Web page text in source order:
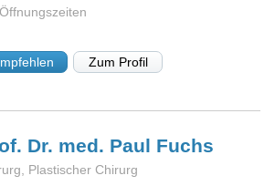
Öffnungszeiten
Zum Profil
Dr. med. Paul Fuchs
Plastischer Chirurg